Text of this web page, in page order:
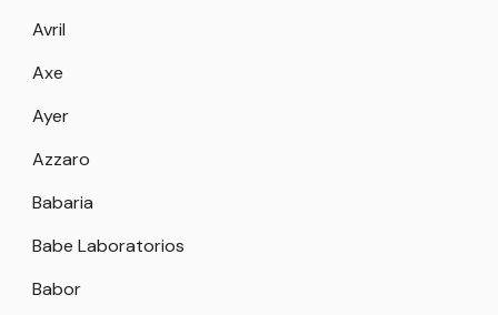
Avril
Axe
Ayer
Azzaro
Babaria
Babe Laboratorios
Babor